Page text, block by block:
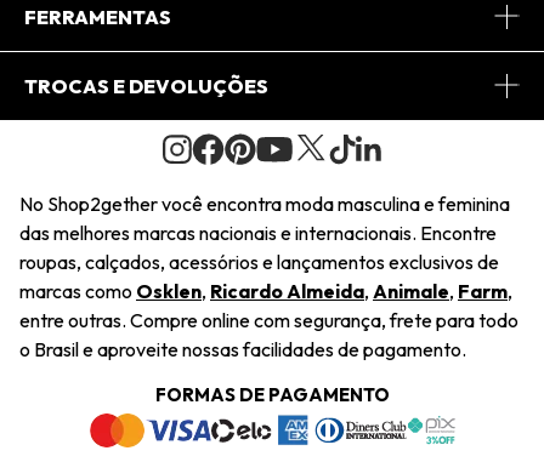
Journal
Saiu na Mídia
Sustentabilidade
Navegando
Termos e Condições
Central de Relacionamento
Regulamento e Promoções
FERRAMENTAS
Minha Conta
Pedido de Presente
Wishlist
TROCAS E DEVOLUÇÕES
Condições Gerais
Troca Fácil
Restituição de Pagamento
Dúvidas Frequentes
Termos e Condições
Política de Privacidade
No Shop2gether você encontra moda masculina e feminina
das melhores marcas nacionais e internacionais. Encontre
roupas, calçados, acessórios e lançamentos exclusivos de
marcas como Osklen, Ricardo Almeida, Animale, Farm,
entre outras. Compre online com segurança, frete para todo
o Brasil e aproveite nossas facilidades de pagamento.
FORMAS DE PAGAMENTO